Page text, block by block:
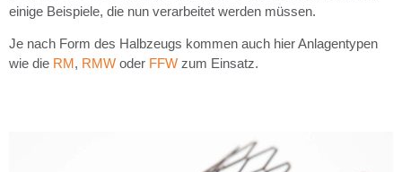
einige Beispiele, die nun verarbeitet werden müssen.
Je nach Form des Halbzeugs kommen auch hier Anlagentypen
wie die RM, RMW oder FFW zum Einsatz.